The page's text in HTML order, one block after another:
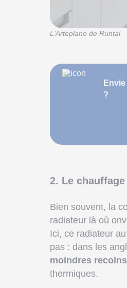
L'Arteplano de Runtal
?
2. Le
Bien souvent, la
radiateur là où
Ici, ce radiateur
pas : dans les
moindres
thermiques.